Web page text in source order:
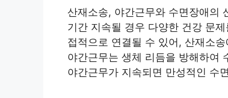
산재소송, 야간근무와 수면장애의
기간 지속될 경우 다양한 건강 문
접적으로 연결될 수 있어, 산재소
야간근무는 생체 리듬을 방해하여
야간근무가 지속되면 만성적인 수